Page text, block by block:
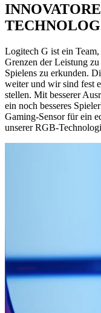
Logitech G ist ein
Grenzen der Leistung
Spielens zu erkunden.
weiter und wir sind fest
stellen. Mit besserer
ein noch besseres
Gaming-Sensor für ein
unserer RGB-